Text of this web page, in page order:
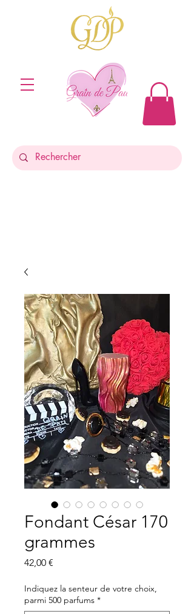
Fondant César 170
grammes
42,00 €
Indiquez la senteur de votre choix,
parmi 500 parfums *